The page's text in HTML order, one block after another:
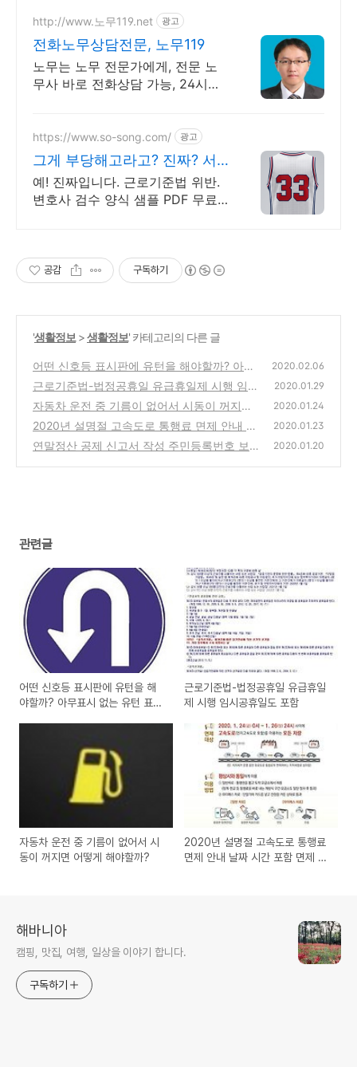
http://www.노무119.net 광고
전화노무상담전문, 노무119
노무는 노무 전문가에게, 전문 노
무사 바로 전화상담 가능, 24시간
https://www.so-song.com/ 광고
그게 부당해고라고? 진짜? 서
면 가격 공개합니다
예! 진짜입니다. 근로기준법 위반.
변호사 검수 양식 샘플 PDF 무료.
공감 구독하기
'생활정보 >생활정보' 카테고리의 다른 글
어떤 신호등 표시판에 유턴을 해야할까? 아무
표시 없는 유턴 표지판 엔 유턴 해도 될까?
(0)
2020.02.06
근로기준법-법정공휴일 유급휴일제 시행 임시
공휴일도 포함
(0)
2020.01.29
자동차 운전 중 기름이 없어서 시동이 꺼지면
어떻게 해야할까?
(0)
2020.01.24
2020년 설명절 고속도로 통행료 면제 안내 날
짜 시간 포함 면제 기간
(0)
2020.01.23
연말정산 공제 신고서 작성 주민등록번호 보이
2020.01.20
관련글
어떤 신호등 표시판에 유턴을 해
야할까? 아무표시 없는 유턴 표지
근로기준법-법정공휴일 유급휴일
제 시행 임시공휴일도 포함
자동차 운전 중 기름이 없어서 시
동이 꺼지면 어떻게 해야할까?
2020년 설명절 고속도로 통행료
면제 안내 날짜 시간 포함 면제 기
해바니아
캠핑, 맛집, 여행, 일상을 이야기 합니다.
구독하기